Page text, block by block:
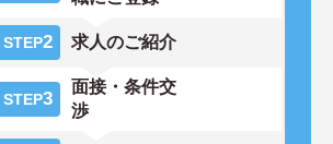
STEP2 求人のご紹介
STEP3
面接・条件交
渉